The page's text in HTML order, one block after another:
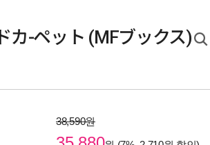
カ-ペット (MFブックス)
38,590원